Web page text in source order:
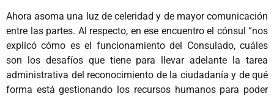
Ahora asoma una luz de celeridad y de mayor comunicación
entre las partes. Al respecto, en ese encuentro el cónsul “nos
explicó cómo es el funcionamiento del Consulado, cuáles
son los desafíos que tiene para llevar adelante la tarea
administrativa del reconocimiento de la ciudadanía y de qué
forma está gestionando los recursos humanos para poder